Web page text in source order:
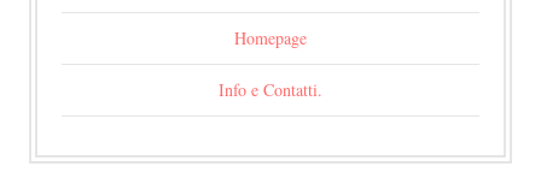
Homepage
Info e Contatti.